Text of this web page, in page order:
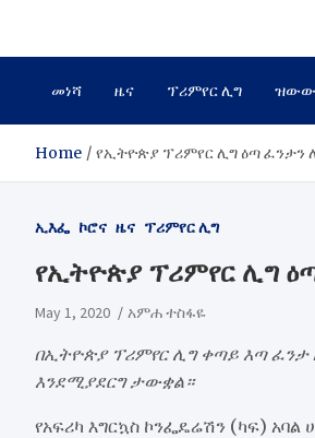
ሶከር ኢትዮጵያ
መነሻ ዜና ፕሪምየር ሊግ
Home የኢትዮጵያ ፕሪምየር ሊግ ዕጣ ፈንታን
ኢእፌ ኮሮና ዜና ፕሪምየር ሊግ
የኢትዮጵያ ፕሪምየር ሊግ
May 1, 2020 አምሐ ተስፋዬ
በኢትዮጵያ ፕሪምየር ሊግ ቀጣይ እጣ
እንደሚያደርግ ታውቋል።
የአፍሪካ እግርኳስ ኮንፌዴሬሽን (ካፍ)